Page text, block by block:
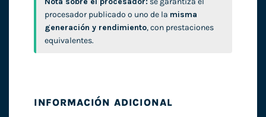
procesador publicado o uno de la misma
generación y rendimiento, con prestaciones
equivalentes.
INFORMACIÓN ADICIONAL